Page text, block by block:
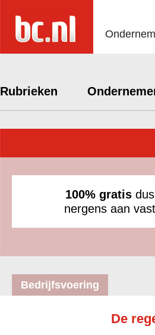
Rubrieken
100% gratis dus
nergens aan vast
Bedrijfsvoering
De